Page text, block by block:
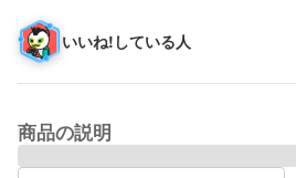
いいね!している人
商品の説明